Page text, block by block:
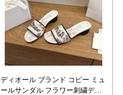
ディオール ブランド コピー ミュ
ールサンダル フラワー刺繍デザ